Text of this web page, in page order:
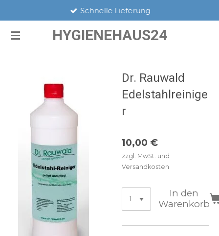
springen
HYGIENEHAUS24
Schnelle Lieferung
Dr. Rauwald
Edelstahlreinige
r
10,00 €
zzgl. MwSt. und
Versandkosten
In den
Warenkorb